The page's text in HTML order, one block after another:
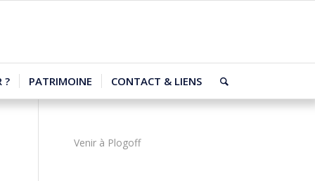
? PATRIMOINE CONTACT & LIENS
Venir à Plogoff